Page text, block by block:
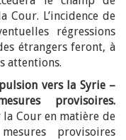
L’incidence de
régressions
étrangers feront, à
attentions.
vers la Syrie –
provisoires.
la Cour en matière de
provisoires